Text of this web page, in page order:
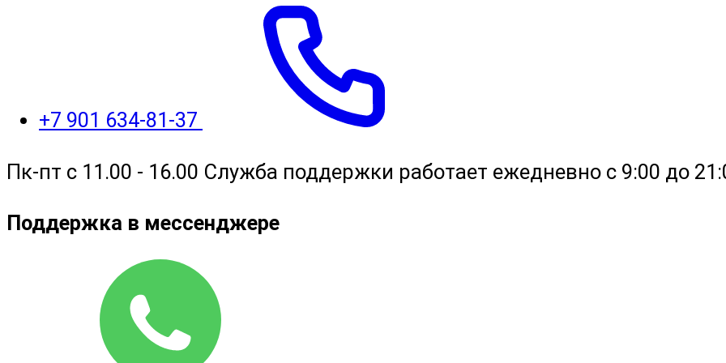
+7 901 634-81-37
Пк-пт с 11.00 - 16.00 Служба поддержки работает ежедневно с 9:00 до
Поддержка в мессенджере